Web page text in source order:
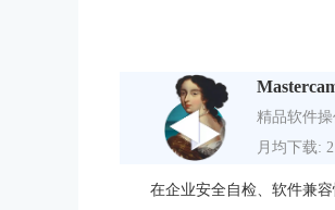
精品软件
月均下载:
在企业安全自检、软件兼